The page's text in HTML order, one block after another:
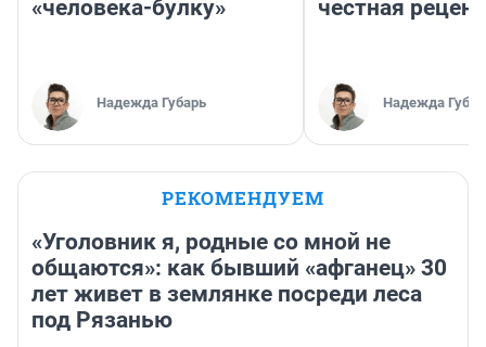
«человека-булку»
Надежда Губарь
честная
Надежда
РЕКОМЕНДУЕМ
«Уголовник я, родные со мной не
общаются»: как бывший «афганец» 30
лет живет в землянке посреди леса
под Рязанью